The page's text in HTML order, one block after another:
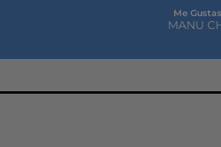
Me
MANU